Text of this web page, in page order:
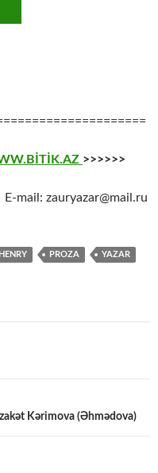
>>>>>>
mail: zauryazar@mail.ru
PROZA YAZAR
Kərimova (Əhmədova)